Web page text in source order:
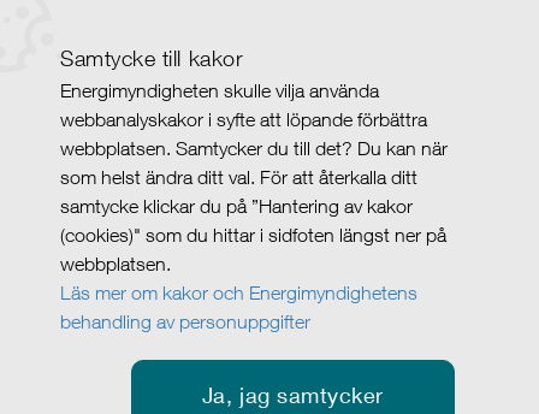
Samtycke till kakor
Energimyndigheten skulle vilja använda
webbanalyskakor i syfte att löpande förbättra
webbplatsen. Samtycker du till det? Du kan när
som helst ändra ditt val. För att återkalla ditt
samtycke klickar du på ”Hantering av kakor
(cookies)" som du hittar i sidfoten längst ner på
webbplatsen.
Läs mer om kakor och Energimyndighetens
behandling av personuppgifter
Ja, jag samtycker